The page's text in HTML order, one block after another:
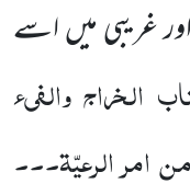
غریبی میں اسے
الخراج والفیء
امر الرعیّۃ۔۔۔